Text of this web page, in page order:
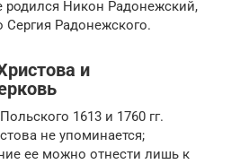
родился Никон Радонежский,
Сергия Радонежского.
и
1613 и 1760 гг.
не упоминается;
ее можно отнести лишь к